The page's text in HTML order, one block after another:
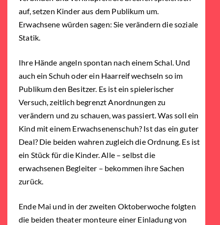
auf, setzen Kinder aus dem Publikum um.
Erwachsene würden sagen: Sie verändern die soziale
Statik.
Ihre Hände angeln spontan nach einem Schal. Und
auch ein Schuh oder ein Haarreif wechseln so im
Publikum den Besitzer. Es ist ein spielerischer
Versuch, zeitlich begrenzt Anordnungen zu
verändern und zu schauen, was passiert. Was soll ein
Kind mit einem Erwachsenenschuh? Ist das ein guter
Deal? Die beiden wahren zugleich die Ordnung. Es ist
ein Stück für die Kinder. Alle – selbst die
erwachsenen Begleiter – bekommen ihre Sachen
zurück.
Ende Mai und in der zweiten Oktoberwoche folgten
die beiden theater monteure einer Einladung von